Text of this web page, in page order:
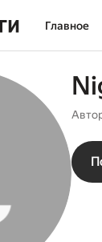
Главное